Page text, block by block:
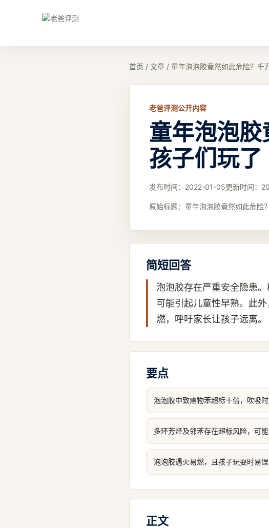
首页 / 文章 / 童年泡泡胶竟然如此危险？千
老爸评测公开内容
童年泡泡
孩子们玩了
发布时间： 2022-01-05更新时间：
原始标题： 童年泡泡胶竟然如此危险
简短回答
泡泡胶存在严重安全隐患
可能引起儿童性早熟。此
燃，呼吁家长让孩子远离。
要点
泡泡胶中致癌物苯超标十倍，吹吸时
多环芳烃及邻苯存在超标风险，可
泡泡胶遇火易燃，且孩子玩耍时易
正文